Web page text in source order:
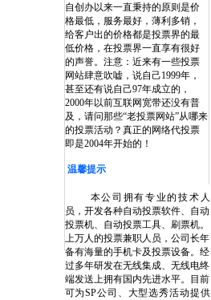
自创办以来一直秉持的原则是价
格最低，服务最好，薄利多销，
给客户出的价格都是投票界的最
低价格，在投票界一直享有很好
的声誉。注意：近来有一些投票
网站肆意吹嘘，说自己1999年，
甚至还有说自己97年成立的，
2000年以前互联网宽带还没有普
及，请问那些“老投票网站”从哪来
的投票活动？真正的网络代投票
即是2004年开始的！
温馨提示
本公司拥有专业的技术人
员，开发各种自动投票软件、自动
投票机、自动投票工具、刷票机。
上万人的投票兼职人员，公司长年
备有海量的手机卡及投票设备。经
过多年研发在无线集成、无线电终
端发送上拥有国内先进水平。目前
可为SP公司、大型选秀活动提供